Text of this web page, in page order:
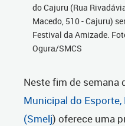
do Cajuru (Rua
Macedo, 510 - Cajuru)
Festival da Amizade.
Ogura/SMCS
Neste fim de semana
Municipal do
(Smelj) oferece uma